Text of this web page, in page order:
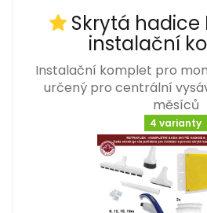
Skrytá hadice
instalační
Instalační komplet pro
určený pro centrální
měsíců
4 varianty